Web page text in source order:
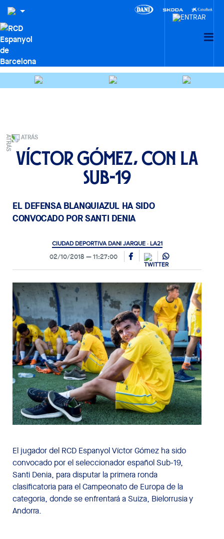
ATRÁS
Víctor Gómez, con la
Sub-19
EL DEFENSA BLANQUIAZUL HA SIDO
CONVOCADO POR SANTI DENIA
CIUDAD DEPORTIVA DANI JARQUE · LA21
02/10/2018 11:27:00
El jugador del RCD Espanyol Víctor Gómez ha sido
convocado por el seleccionador español Sub-19,
Santi Denia, para disputar la primera ronda
clasificatoria para el Campeonato de Europa de la
categoría, donde se enfrentará a Suiza, Bielorrusia y
Andorra.